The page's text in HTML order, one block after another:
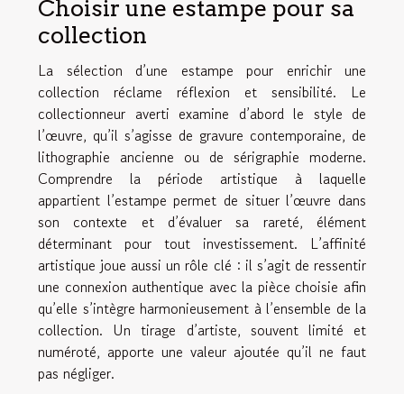
Choisir une estampe pour sa
collection
La sélection d’une estampe pour enrichir une
collection réclame réflexion et sensibilité. Le
collectionneur averti examine d’abord le style de
l’œuvre, qu’il s’agisse de gravure contemporaine, de
lithographie ancienne ou de sérigraphie moderne.
Comprendre la période artistique à laquelle
appartient l’estampe permet de situer l’œuvre dans
son contexte et d’évaluer sa rareté, élément
déterminant pour tout investissement. L’affinité
artistique joue aussi un rôle clé : il s’agit de ressentir
une connexion authentique avec la pièce choisie afin
qu’elle s’intègre harmonieusement à l’ensemble de la
collection. Un tirage d’artiste, souvent limité et
numéroté, apporte une valeur ajoutée qu’il ne faut
pas négliger.